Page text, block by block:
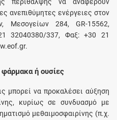
περίθαλψης να αναφέρουν
ανεπιθύμητες ενέργειες στον
Μεσογείων 284, GR-15562,
32040380/337, Φαξ: +30 21
ή ουσίες
μπορεί να προκαλέσει αύξηση
κυρίως σε συνδυασμό με
μεθαιμοσφαιρίνης (π.χ.